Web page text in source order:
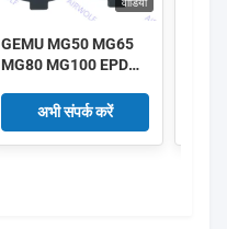
वीडियो
GEMU MG50 MG65
MG80 MG100 EPDM
डायाफ्राम वाल्व के लिए
डायाफ्राम किट
अभी संपर्क करें